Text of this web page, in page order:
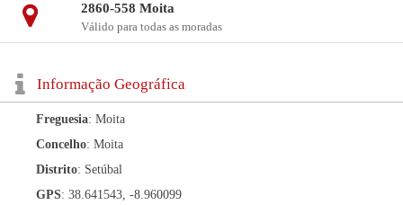
2860-558 Moita
Válido para todas as moradas
Informação Geográfica
Freguesia: Moita
Concelho: Moita
Distrito: Setúbal
GPS: 38.641543, -8.960099